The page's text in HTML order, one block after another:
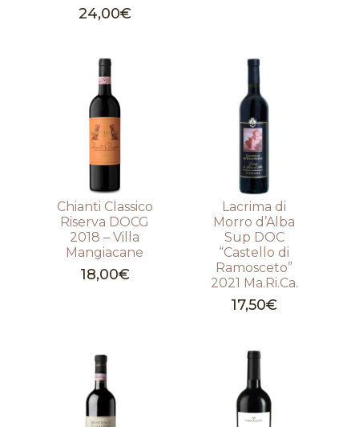
24,00€
Chianti Classico
Riserva DOCG
2018 – Villa
Mangiacane
18,00€
Lacrima di
Morro d’Alba
Sup DOC
“Castello di
Ramosceto”
2021 Ma.Ri.Ca.
17,50€